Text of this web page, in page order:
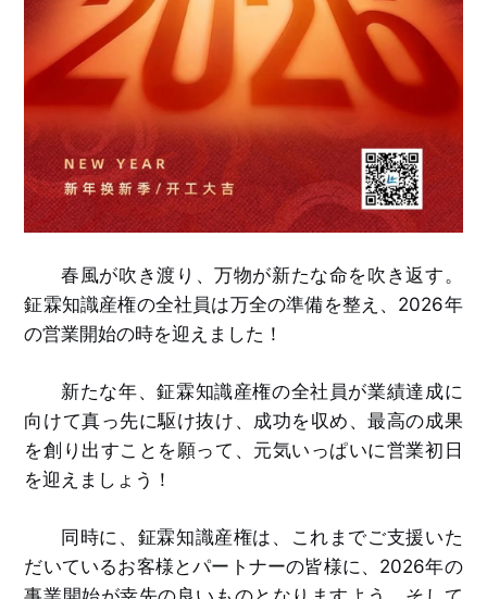
春風が吹き渡り、万物が新たな命を吹き返す。
鉦霖知識産権の全社員は万全の準備を整え、2026年
の営業開始の時を迎えました！
新たな年、鉦霖知識産権の全社員が業績達成に
向けて真っ先に駆け抜け、成功を収め、最高の成果
を創り出すことを願って、元気いっぱいに営業初日
を迎えましょう！
同時に、鉦霖知識産権は、これまでご支援いた
だいているお客様とパートナーの皆様に、2026年の